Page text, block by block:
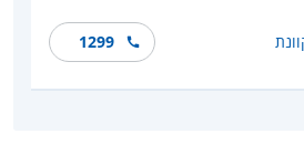
1299